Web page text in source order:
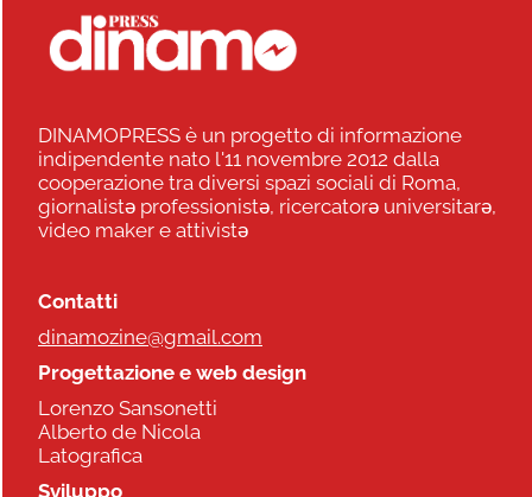
DINAMOPRESS è un progetto di informazione
indipendente nato l'11 novembre 2012 dalla
cooperazione tra diversi spazi sociali di Roma,
giornalistə professionistə, ricercatorə universitarə,
video maker e attivistə
Contatti
dinamozine@gmail.com
Progettazione e web design
Lorenzo Sansonetti
Alberto de Nicola
Latografica
Sviluppo